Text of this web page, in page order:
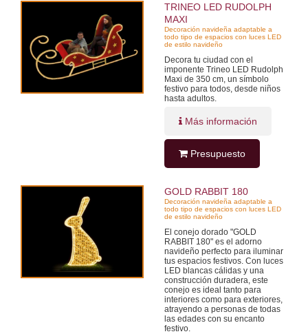
TRINEO LED RUDOLPH
MAXI
Decoración navideña adaptable a
todo tipo de espacios con luces LED
de estilo navideño
Decora tu ciudad con el
imponente Trineo LED Rudolph
Maxi de 350 cm, un símbolo
festivo para todos, desde niños
hasta adultos.
Más información
Presupuesto
GOLD RABBIT 180
Decoración navideña adaptable a
todo tipo de espacios con luces LED
de estilo navideño
El conejo dorado "GOLD
RABBIT 180" es el adorno
navideño perfecto para iluminar
tus espacios festivos. Con luces
LED blancas cálidas y una
construcción duradera, este
conejo es ideal tanto para
interiores como para exteriores,
atrayendo a personas de todas
las edades con su encanto
festivo.